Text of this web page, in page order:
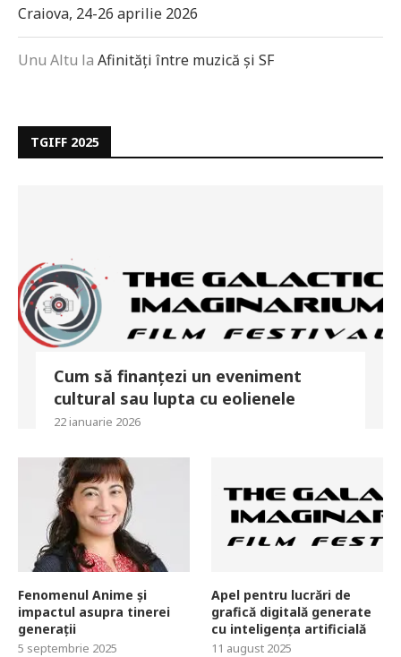
Craiova, 24-26 aprilie 2026
Unu Altu la Afinități între muzică și SF
TGIFF 2025
Cum să finanțezi un eveniment
cultural sau lupta cu eolienele
22 ianuarie 2026
Fenomenul Anime și
impactul asupra tinerei
generații
5 septembrie 2025
Apel pentru lucrări de
grafică digitală generate
cu inteligența artificială
11 august 2025